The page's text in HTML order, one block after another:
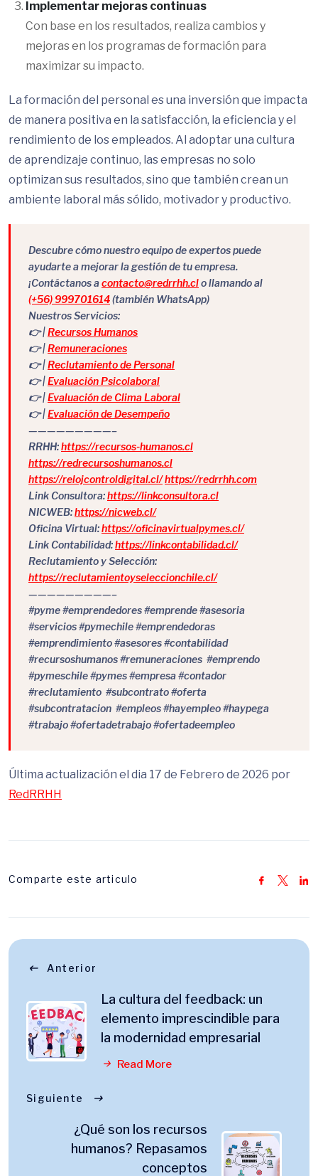
Implementar mejoras continuas
Con base en los resultados, realiza cambios y
mejoras en los programas de formación para
maximizar su impacto.
La formación del personal es una inversión que impacta
de manera positiva en la satisfacción, la eficiencia y el
rendimiento de los empleados. Al adoptar una cultura
de aprendizaje continuo, las empresas no solo
optimizan sus resultados, sino que también crean un
ambiente laboral más sólido, motivador y productivo.
Descubre cómo nuestro equipo de expertos puede
ayudarte a mejorar la gestión de tu empresa.
¡Contáctanos acontacto@redrrhh.clo llamando al
(+56) 999701614(también WhatsApp)
Nuestros Servicios:
👉 |Recursos Humanos
👉 |Remuneraciones
👉 |Reclutamiento de Personal
👉 |Evaluación Psicolaboral
👉 |Evaluación de Clima Laboral
👉 |Evaluación de Desempeño
—————————–
RRHH:https://recursos-humanos.cl
https://redrecursoshumanos.cl
https://relojcontroldigital.cl/https://redrrhh.com
Link Consultora:https://linkconsultora.cl
NICWEB:https://nicweb.cl/
Oficina Virtual:https://oficinavirtualpymes.cl/
Link Contabilidad:https://linkcontabilidad.cl/
Reclutamiento y Selección:
https://reclutamientoyseleccionchile.cl/
—————————–
#pyme #emprendedores #emprende #asesoria
#servicios #pymechile #emprendedoras
#emprendimiento #asesores #contabilidad
#recursoshumanos #remuneraciones #emprendo
#pymeschile #pymes #empresa #contador
#reclutamiento #subcontrato #oferta
#subcontratacion #empleos #hayempleo #haypega
#trabajo #ofertadetrabajo #ofertadeempleo
Última actualización el dia 17 de Febrero de 2026 por
RedRRHH
Comparte este articulo
Anterior
La cultura del feedback: un
elemento imprescindible para
la modernidad empresarial
Read More
Siguiente
¿Qué son los recursos
humanos? Repasamos
conceptos